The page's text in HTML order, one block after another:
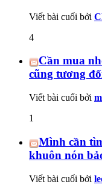
Viết bài cuối bởi
4
Cần mua
cũng tương
Viết bài cuối bởi
1
Mình cần
khuôn nón
Viết bài cuối bởi